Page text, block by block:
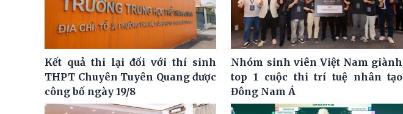
Kết quả thi lại đối với thí sinh
THPT Chuyên Tuyên Quang được
công bố ngày 19/8
Nhóm sinh viên Việt Nam giành
top 1 cuộc thi trí tuệ nhân tạo
Đông Nam Á